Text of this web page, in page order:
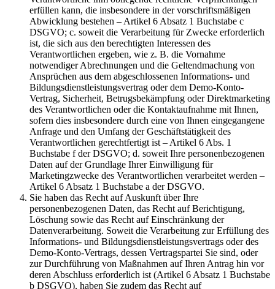
erfüllen kann, die insbesondere in der vorschriftsmäßigen
Abwicklung bestehen – Artikel 6 Absatz 1 Buchstabe c
DSGVO; c. soweit die Verarbeitung für Zwecke erforderlich
ist, die sich aus den berechtigten Interessen des
Verantwortlichen ergeben, wie z. B. die Vornahme
notwendiger Abrechnungen und die Geltendmachung von
Ansprüchen aus dem abgeschlossenen Informations- und
Bildungsdienstleistungsvertrag oder dem Demo-Konto-
Vertrag, Sicherheit, Betrugsbekämpfung oder Direktmarketing
des Verantwortlichen oder die Kontaktaufnahme mit Ihnen,
sofern dies insbesondere durch eine von Ihnen eingegangene
Anfrage und den Umfang der Geschäftstätigkeit des
Verantwortlichen gerechtfertigt ist – Artikel 6 Abs. 1
Buchstabe f der DSGVO; d. soweit Ihre personenbezogenen
Daten auf der Grundlage Ihrer Einwilligung für
Marketingzwecke des Verantwortlichen verarbeitet werden –
Artikel 6 Absatz 1 Buchstabe a der DSGVO.
Sie haben das Recht auf Auskunft über Ihre
personenbezogenen Daten, das Recht auf Berichtigung,
Löschung sowie das Recht auf Einschränkung der
Datenverarbeitung. Soweit die Verarbeitung zur Erfüllung des
Informations- und Bildungsdienstleistungsvertrags oder des
Demo-Konto-Vertrags, dessen Vertragspartei Sie sind, oder
zur Durchführung von Maßnahmen auf Ihren Antrag hin vor
deren Abschluss erforderlich ist (Artikel 6 Absatz 1 Buchstabe
b DSGVO), haben Sie zudem das Recht auf